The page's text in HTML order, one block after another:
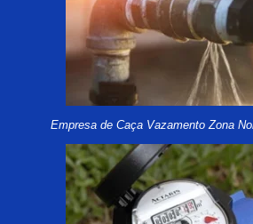
Empresa de Caça Vazamento Zona